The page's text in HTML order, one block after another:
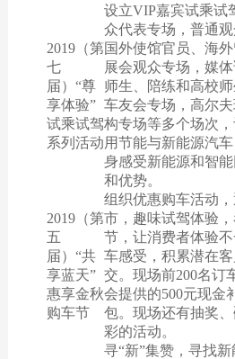
2019（第
七
届）“尊
享体验”
试乘试驾
系列活动
设立VIP嘉宾试乘试
众代表专场，普通观
国外使馆官员、海
展会观众专场，媒
师生、陪练和高校
车友会专场，高尔
构专场等多个场次
用节能与新能源汽
身感受新能源和智
和优势。
2019（第
五
届）“共
享蓝天”
惠享金秋
购车节
组织优惠购车活动
市，趣味试驾体验
节，让消费者体验
车感受，积累潜在
交。现场前200名订
会提供的500元现金
包。现场还有抽奖
彩的活动。
寻“新”集赞，寻找